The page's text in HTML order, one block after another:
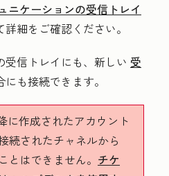
ニケーションの受信トレイ
細をご確認ください。
信トレイにも、新しい 受
にも接続できます。
に作成されたアカウント
続されたチャネルから
とはできません。 チケ